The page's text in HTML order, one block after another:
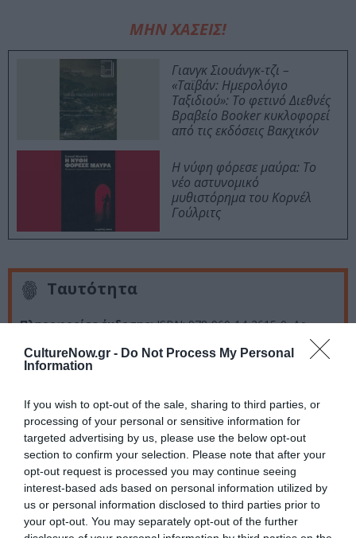
CultureNow.gr - Do Not Process My Personal
Information
If you wish to opt-out of the sale, sharing to third parties, or
processing of your personal or sensitive information for
targeted advertising by us, please use the below opt-out
section to confirm your selection. Please note that after your
opt-out request is processed you may continue seeing
interest-based ads based on personal information utilized by
us or personal information disclosed to third parties prior to
your opt-out. You may separately opt-out of the further
ΜΗΝ ΧΑΣΕΙΣ!
Γιανγκ Σιουάνγκ-τζι –
«Ταϊβάν: Ημερολόγιο
Ταξιδιού»: Το φετινό Διεθνές
Βραβείο Booker κυκλοφορεί
από τις εκδόσεις Βακχικόν
Η νύφη φόρεσε μαύρα: Το
νέο αστυνομικό
μυθιστόρημα του Κορνέλ
Γούλριτς
Ταυτότητα
Πληροφορίες έκδοσης:ISBN: 978-960-14-2615-0, Αρ.
Ακολουθήστε το Culturenow.gr στοGoogle Newsκαι
μάθετε πρώτοι όλες τις ειδήσεις
Δείτε όλα τατελευταία νέαγια την Τέχνη και τον
Πολιτισμό στο Culturenow.gr
Νέοι Διαγωνισμοί❯